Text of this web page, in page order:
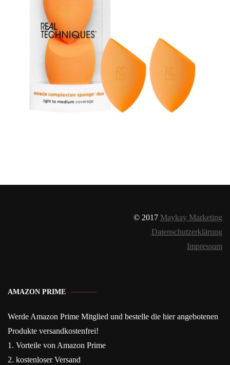
© 2017 Maykay Marketing
Datenschutzerklärung
Impressum
AMAZON PRIME
Werde Amazon Prime Mitglied und bestelle die hier angebotenen
Produkte versandkostenfrei!
1. Vorteile von Amazon Prime
2. kostenloser Versand